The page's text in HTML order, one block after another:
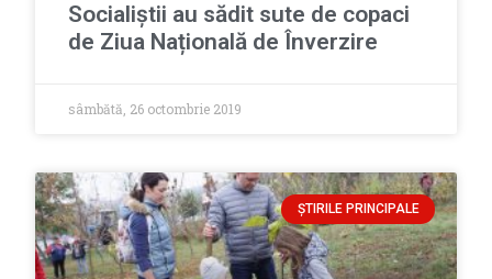
Socialiștii au sădit sute de copaci
de Ziua Națională de Înverzire
sâmbătă, 26 octombrie 2019
ȘTIRILE PRINCIPALE